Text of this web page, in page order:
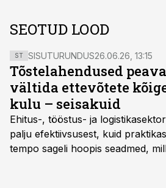
SEOTUD LOOD
ST SISUTURUNDUS26.06.26, 13:15
Tõstelahendused
vältida ettevõtete
kulu – seisakuid
Ehitus-, tööstus- ja
palju efektiivsusest, kuid
tempo sageli hoopis seadmed,